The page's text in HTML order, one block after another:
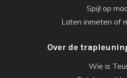
Spijl op
Laten inmeten of
Over de
Wie is